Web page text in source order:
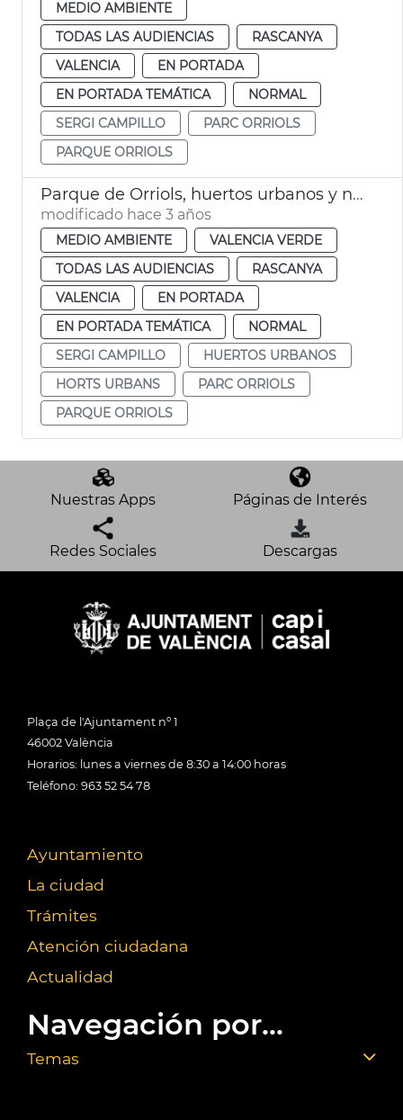
MEDIO AMBIENTE
TODAS LAS AUDIENCIAS
RASCANYA
VALENCIA
EN PORTADA
EN PORTADA TEMÁTICA
NORMAL
SERGI CAMPILLO
PARC ORRIOLS
PARQUE ORRIOLS
Parque de Orriols, huertos urbanos y nuevo jardín
modificado hace 3 años
MEDIO AMBIENTE
VALENCIA VERDE
TODAS LAS AUDIENCIAS
RASCANYA
VALENCIA
EN PORTADA
EN PORTADA TEMÁTICA
NORMAL
SERGI CAMPILLO
HUERTOS URBANOS
HORTS URBANS
PARC ORRIOLS
PARQUE ORRIOLS
Nuestras Apps Páginas de Interés
Redes Sociales Descargas
Plaça de l'Ajuntament nº 1
46002 València
Horarios: lunes a viernes de 8:30 a 14:00 horas
Teléfono: 963 52 54 78
Ayuntamiento
La ciudad
Trámites
Atención ciudadana
Actualidad
Navegación por...
Temas